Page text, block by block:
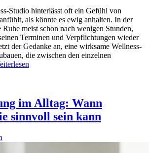
Studio hinterlässt oft ein Gefühl von
als könnte es ewig anhalten. In der
meist schon nach wenigen Stunden,
Terminen und Verpflichtungen wieder
der Gedanke an, eine wirksame Wellness-
die zwischen den einzelnen
im Alltag: Wann
sinnvoll sein kann